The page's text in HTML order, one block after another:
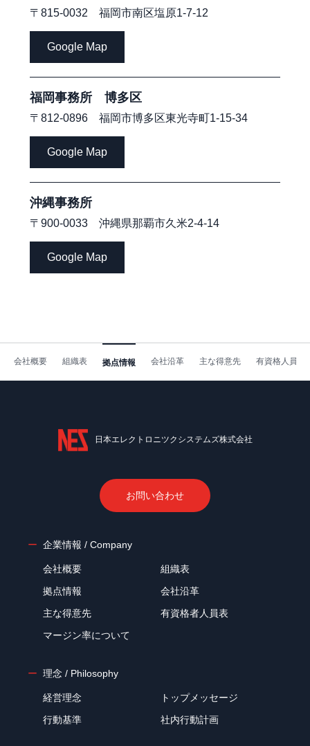
〒815-0032 福岡市南区塩原1-7-12
Google Map
福岡事務所 博多区
〒812-0896 福岡市博多区東光寺町1-15-34
Google Map
沖縄事務所
〒900-0033 沖縄県那覇市久米2-4-14
Google Map
会社概要 組織表 拠点情報 会社沿革 主な得意先 有資格人員表
日本エレクトロニツクシステムズ株式会社
お問い合わせ
企業情報 / Company
会社概要
組織表
拠点情報
会社沿革
主な得意先
有資格者人員表
マージン率について
理念 / Philosophy
経営理念
トップメッセージ
行動基準
社内行動計画